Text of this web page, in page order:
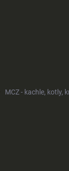
MCZ - kachle, kotly,